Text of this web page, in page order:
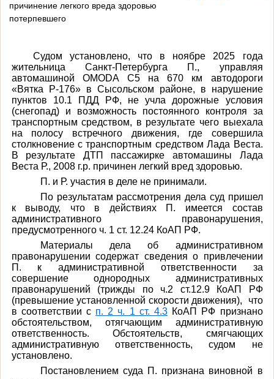
причинение легкого вреда здоровью
потерпевшего
Судом установлено, что в ноябре 2025 года
жительница Санкт-Петербурга П., управляя
автомашиной ОМОDА С5 на 670 км автодороги
«Вятка Р-176» в Сысольском районе, в нарушение
пунктов 10.1 ПДД РФ, не учла дорожные условия
(снегопад) и возможность постоянного контроля за
транспортным средством, в результате чего выехала
на полосу встречного движения, где совершила
столкновение с транспортным средством Лада Веста.
В результате ДТП пассажирке автомашины Лада
Веста Р., 2008 г.р. причинен легкий вред здоровью.
П. и Р. участия в деле не принимали.
По результатам рассмотрения дела суд пришел
к выводу, что в действиях П. имеется состав
административного правонарушения,
предусмотренного ч. 1 ст. 12.24 КоАП РФ.
Материалы дела об административном
правонарушении содержат сведения о привлечении
П. к административной ответственности за
совершение однородных административных
правонарушений (трижды по ч.2 ст.12.9 КоАП РФ
(превышение установленной скорости движения), что
в соответствии с п. 2 ч. 1 ст. 4.3КоАП РФ признано
обстоятельством, отягчающим административную
ответственность. Обстоятельств, смягчающих
административную ответственность, судом не
установлено.
Постановлением суда П. признана виновной в